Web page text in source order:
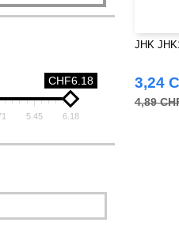
CHF6.18
5.45 6.18
JHK
3,24
4,89